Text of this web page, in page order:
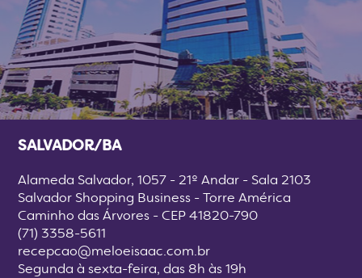
SALVADOR/BA
Alameda Salvador, 1057 - 21º Andar - Sala 2103
Salvador Shopping Business - Torre América
Caminho das Árvores - CEP 41820-790
(71) 3358-5611
recepcao@meloeisaac.com.br
Segunda à sexta-feira, das 8h às 19h